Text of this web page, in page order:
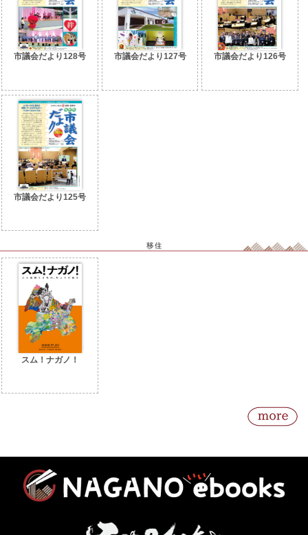
市議会だより128号 市議会だより127号 市議会だより126号
市議会だより125号
スム！ナガノ！